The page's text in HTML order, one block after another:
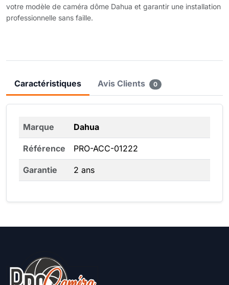
votre modèle de caméra dôme Dahua et garantir une installation
professionnelle sans faille.
Caractéristiques Avis Clients 0
Marque Dahua
Référence PRO-ACC-01222
Garantie 2 ans